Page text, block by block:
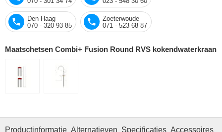
Den Haag
070 - 320 93 85
Zoeterwoude
071 - 523 68 87
Maatschetsen Combi+ Fusion Round RVS kokendwaterkraan
Productinformatie Alternatieven Specificaties Accessoires